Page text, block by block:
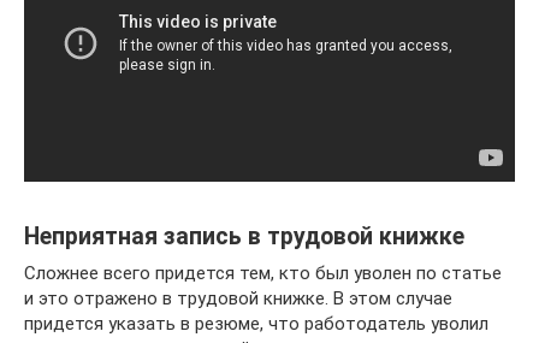
Неприятная запись в трудовой книжке
Сложнее всего придется тем, кто был уволен по статье
и это отражено в трудовой книжке. В этом случае
придется указать в резюме, что работодатель уволил